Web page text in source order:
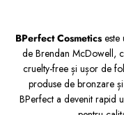
BPerfect Cosmeticseste
de Brendan McDowell,
cruelty-free și ușor de
produse de bronzare
BPerfect a devenit rapid